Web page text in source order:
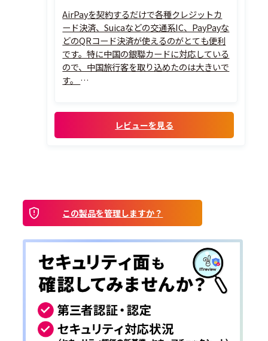
AirPayを契約するだけで各種クレジットカ
ード決済、Suicaなどの交通系IC、PayPayな
どのQRコード決済が使えるのがとても便利
です。特に中国の銀聯カードに対応している
ので、中国旅行客を取り込めたのは大きいで
す。
用意したのはレシート発行プリンタのみで
すが、これもデジタルレシート利用なら不
レビューを見る
この製品を管理しますか？